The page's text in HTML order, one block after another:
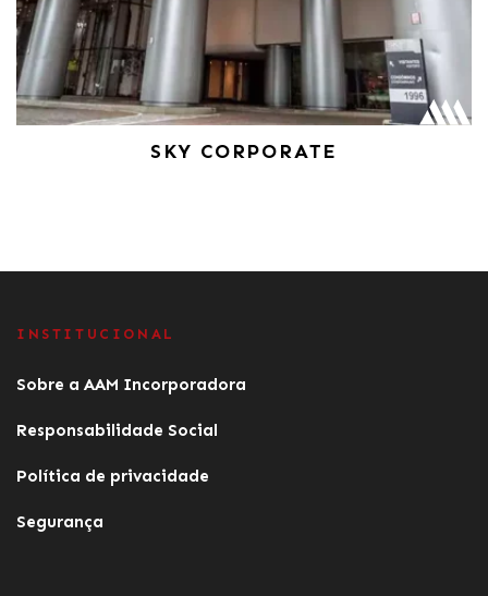
SKY CORPORATE
INSTITUCIONAL
Sobre a AAM Incorporadora
Responsabilidade Social
Política de privacidade
Segurança